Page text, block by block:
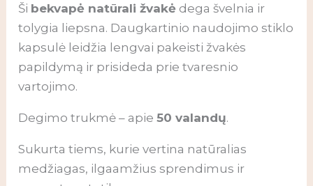
Ši bekvapė natūrali žvakė dega švelnia ir
tolygia liepsna. Daugkartinio naudojimo stiklo
kapsulė leidžia lengvai pakeisti žvakės
papildymą ir prisideda prie tvaresnio
vartojimo.
Degimo trukmė – apie50 valandų.
Sukurta tiems, kurie vertina natūralias
medžiagas, ilgaamžius sprendimus ir